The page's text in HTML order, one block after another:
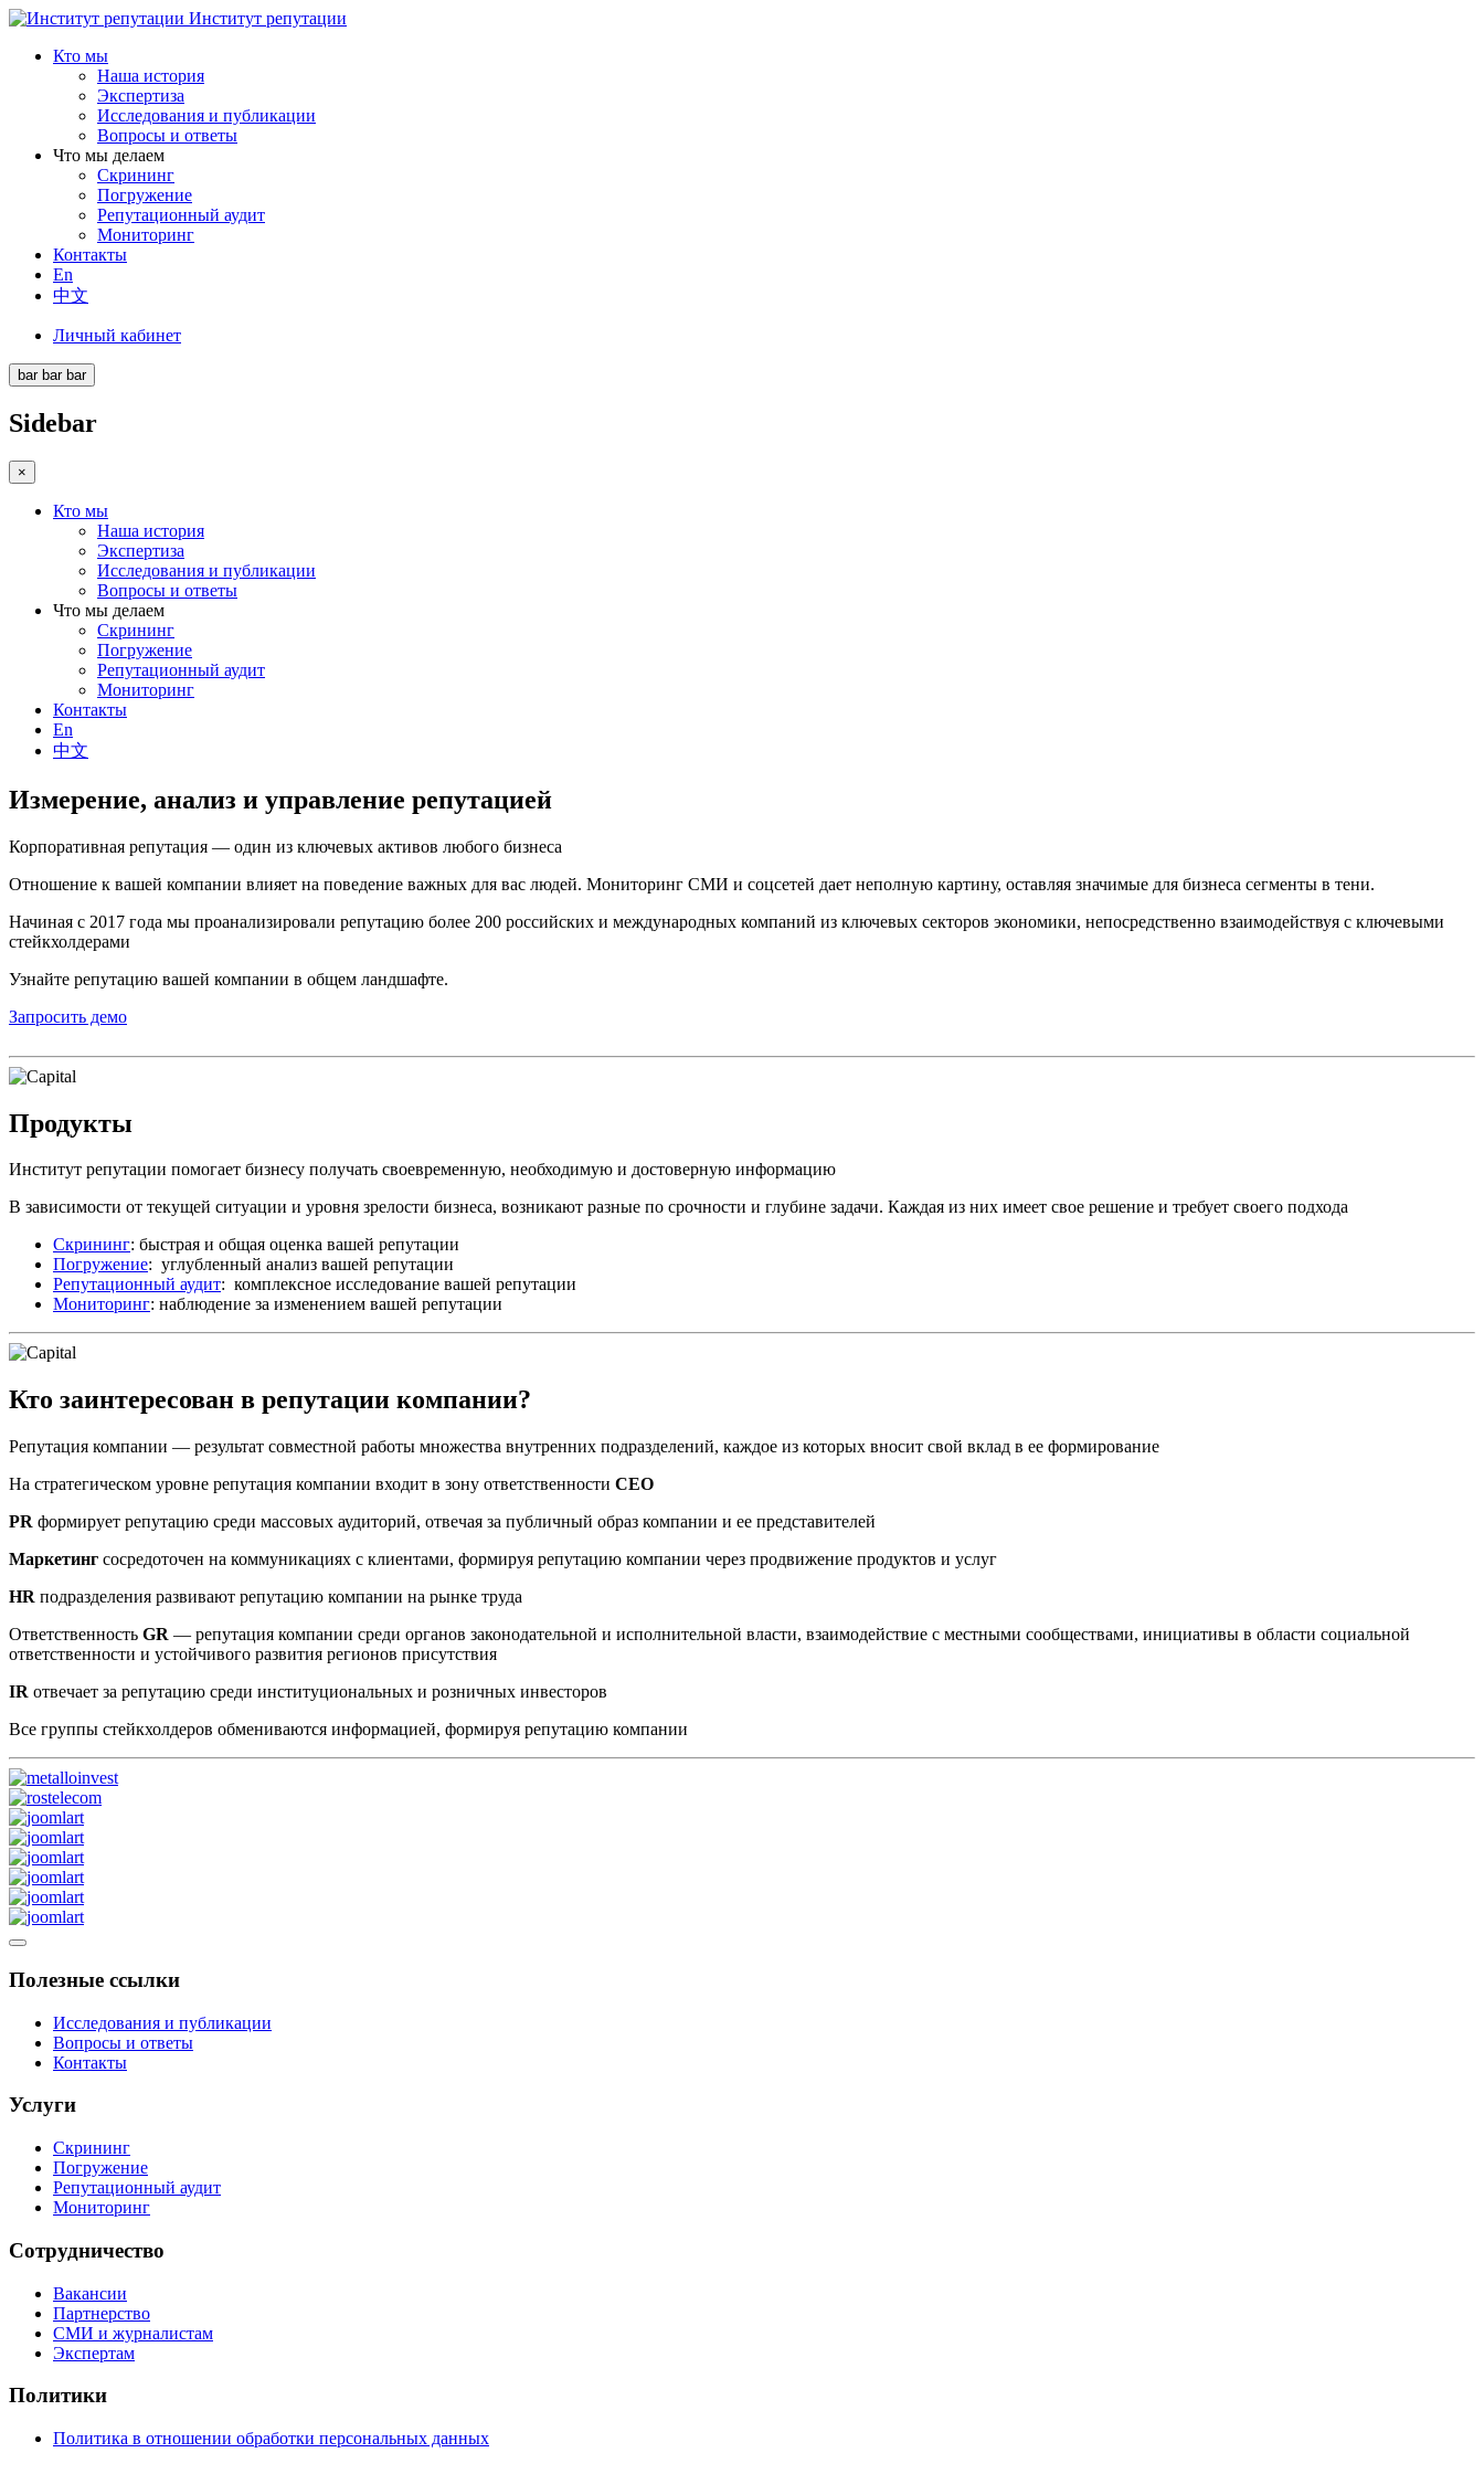
Институт репутации
Кто мы
Наша история
Экспертиза
Исследования и публикации
Вопросы и ответы
Что мы делаем
Скрининг
Погружение
Репутационный аудит
Мониторинг
Контакты
En
中文
Личный кабинет
bar bar bar
Sidebar
×
Кто мы
Наша история
Экспертиза
Исследования и публикации
Вопросы и ответы
Что мы делаем
Скрининг
Погружение
Репутационный аудит
Мониторинг
Контакты
En
中文
Измерение, анализ и управление репутацией
Корпоративная репутация — один из ключевых активов любого бизнеса
Отношение к вашей компании влияет на поведение важных для вас людей. Мониторинг СМИ и соцсетей дает неполную картину, оставляя значимые для бизнеса сегменты в тени.
Начиная с 2017 года мы проанализировали репутацию более 200 российских и международных компаний из ключевых секторов экономики, непосредственно взаимодействуя с ключевыми
стейкхолдерами
Узнайте репутацию вашей компании в общем ландшафте.
Запросить демо
Продукты
Институт репутации помогает бизнесу получать своевременную, необходимую и достоверную информацию
В зависимости от текущей ситуации и уровня зрелости бизнеса, возникают разные по срочности и глубине задачи. Каждая из них имеет свое решение и требует своего подхода
Скрининг: быстрая и общая оценка вашей репутации
Погружение: углубленный анализ вашей репутации
Репутационный аудит: комплексное исследование вашей репутации
Мониторинг: наблюдение за изменением вашей репутации
Кто заинтересован в репутации компании?
Репутация компании — результат совместной работы множества внутренних подразделений, каждое из которых вносит свой вклад в ее формирование
На стратегическом уровне репутация компании входит в зону ответственности CEO
PR формирует репутацию среди массовых аудиторий, отвечая за публичный образ компании и ее представителей
Маркетинг сосредоточен на коммуникациях с клиентами, формируя репутацию компании через продвижение продуктов и услуг
HR подразделения развивают репутацию компании на рынке труда
Ответственность GR — репутация компании среди органов законодательной и исполнительной власти, взаимодействие с местными сообществами, инициативы в области социальной
ответственности и устойчивого развития регионов присутствия
IR отвечает за репутацию среди институциональных и розничных инвесторов
Все группы стейкхолдеров обмениваются информацией, формируя репутацию компании
Полезные ссылки
Исследования и публикации
Вопросы и ответы
Контакты
Услуги
Скрининг
Погружение
Репутационный аудит
Мониторинг
Сотрудничество
Вакансии
Партнерство
СМИ и журналистам
Экспертам
Политики
Политика в отношении обработки персональных данных